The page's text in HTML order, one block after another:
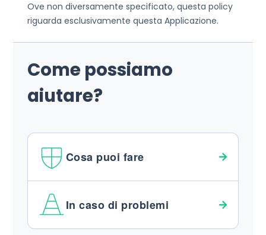
Ove non diversamente specificato, questa policy
riguarda esclusivamente questa Applicazione.
Come possiamo
aiutare?
Cosa puoi fare
In caso di problemi